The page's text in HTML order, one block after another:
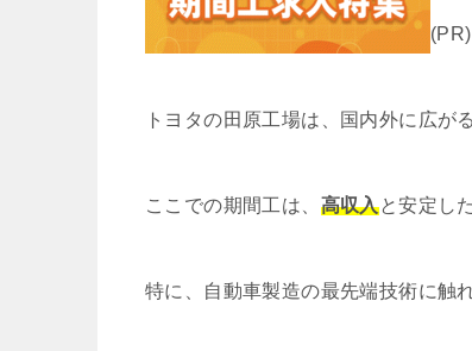
(PR)
トヨタの田原工場は、国内外に広が
ここでの期間工は、 高収入と安定し
特に、自動車製造の最先端技術に触